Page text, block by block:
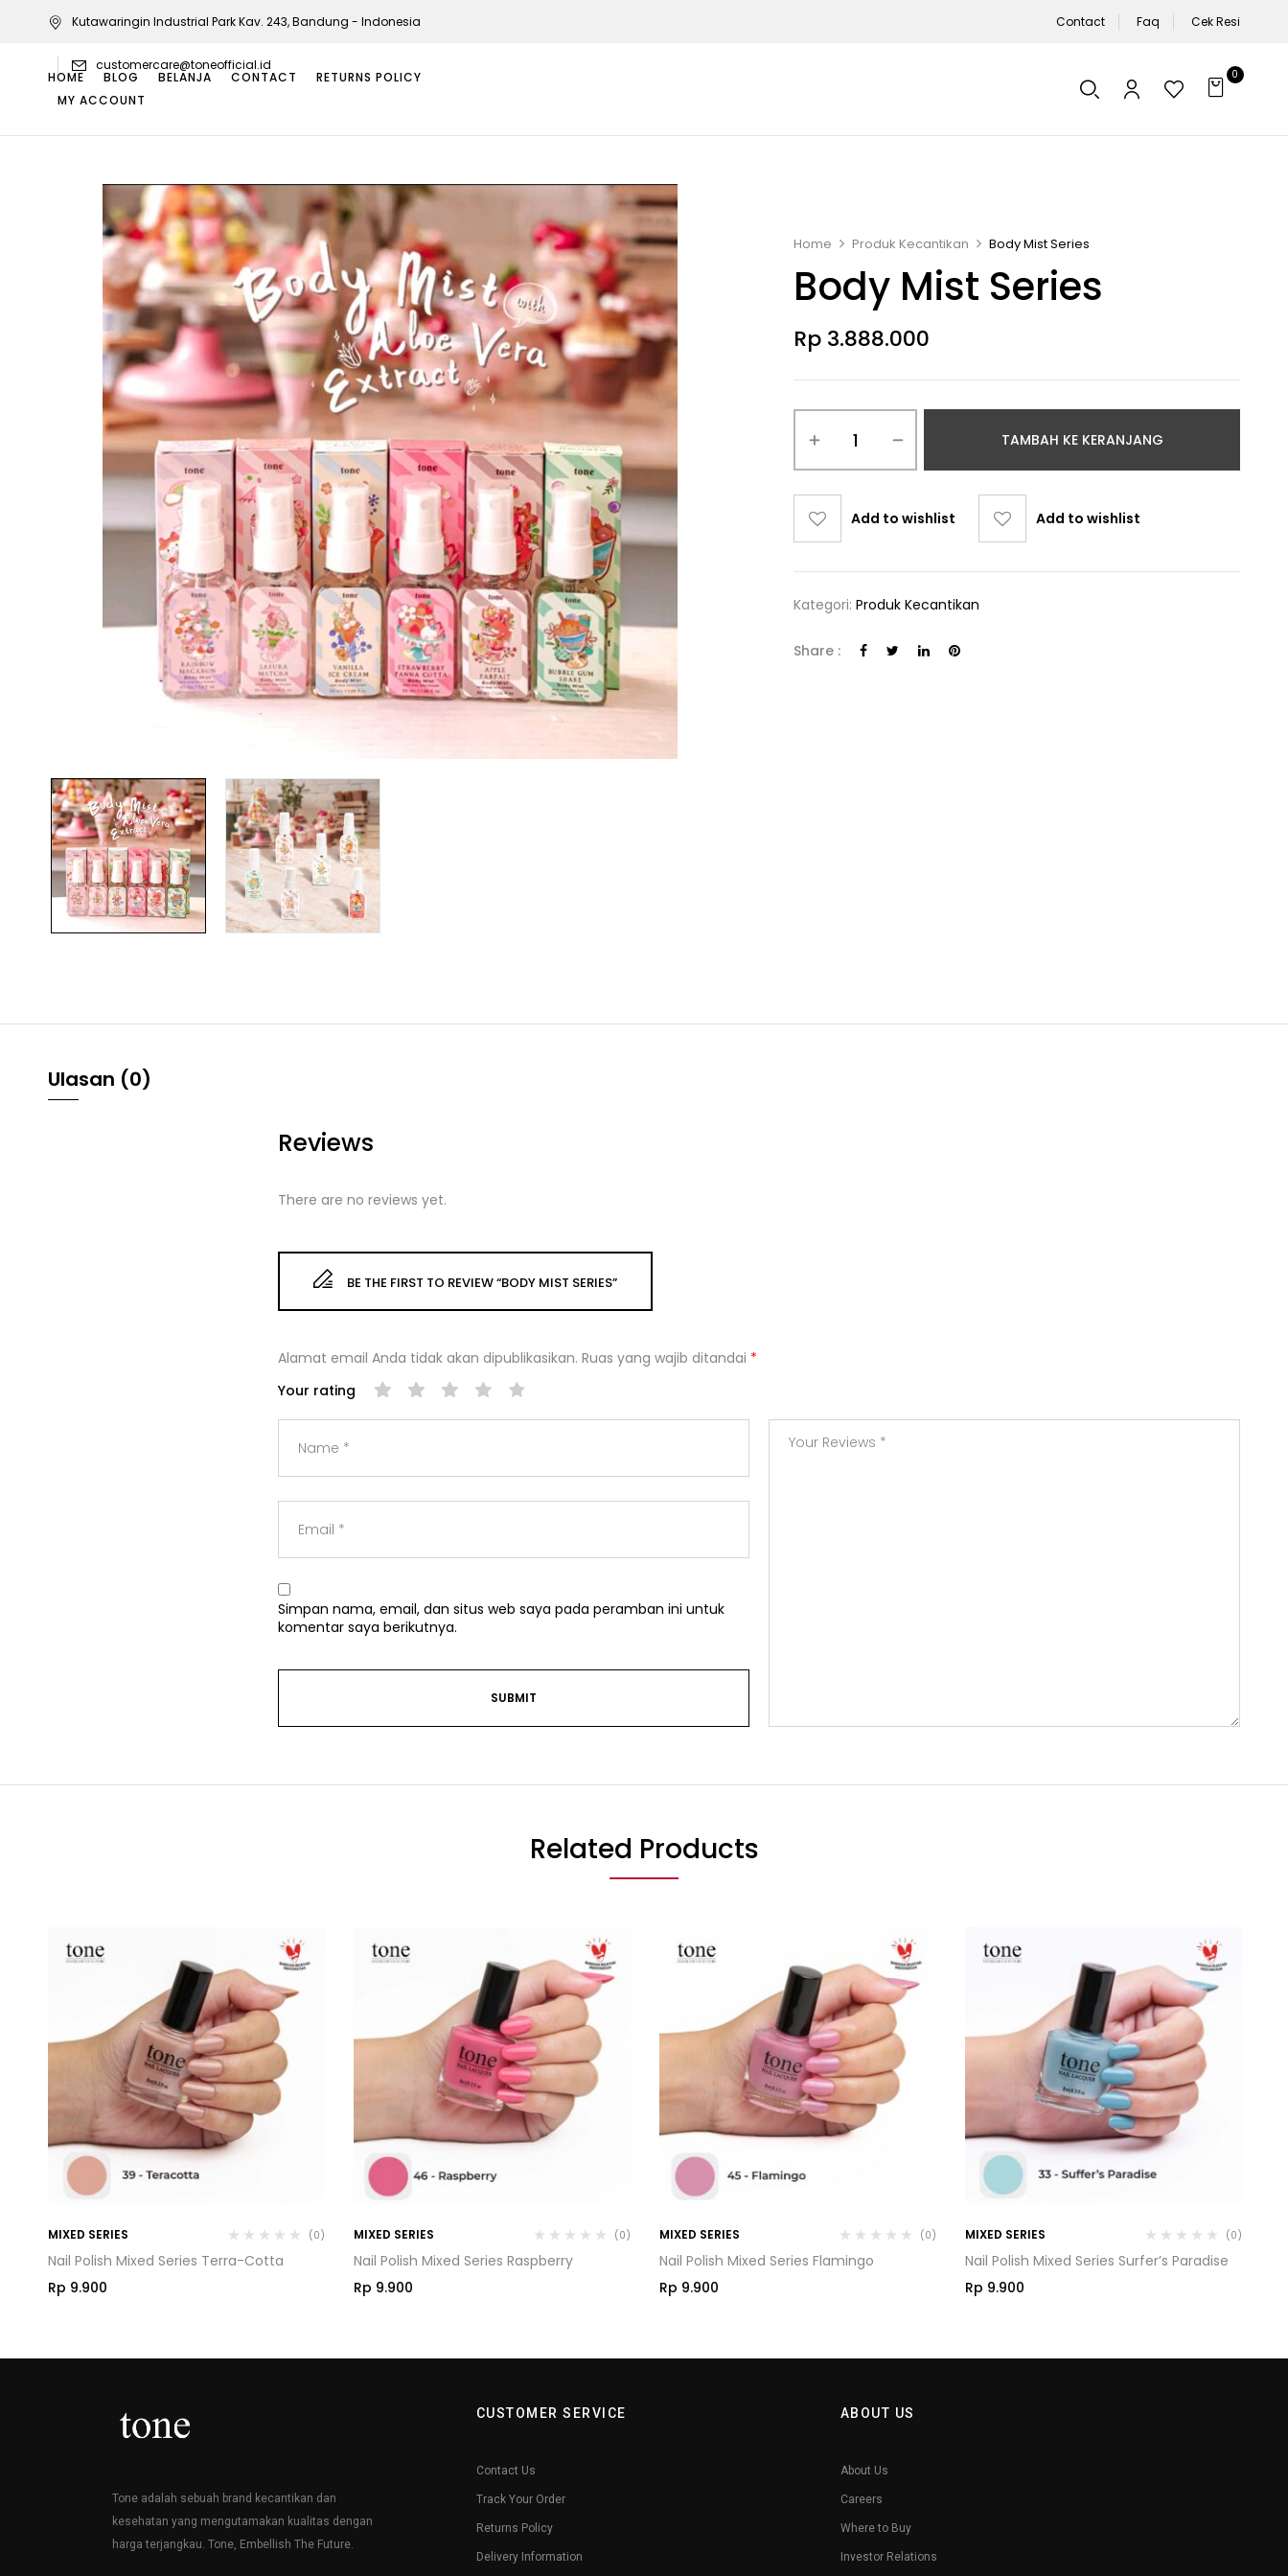
Kutawaringin Industrial Park Kav. 243, Bandung - Indonesia
customercare@toneofficial.id
Contact Faq Cek Resi
HOME BLOG BELANJA CONTACT
RETURNS POLICY
MY ACCOUNT
0
Home Produk Kecantikan Body Mist Series
Body Mist Series
Rp 3.888.000
TAMBAH KE KERANJANG
Add to wishlist Add to wishlist
Kategori:Produk Kecantikan
Share :
Ulasan (0)
Reviews
There are no reviews yet.
BE THE FIRST TO REVIEW “BODY MIST SERIES”
Alamat email Anda tidak akan dipublikasikan. Ruas yang wajib ditandai *
Your rating
Simpan nama, email, dan situs web saya pada peramban ini untuk
komentar saya berikutnya.
Related Products
MIXED SERIES (0)
Nail Polish Mixed Series Terra-Cotta
Rp 9.900
MIXED SERIES (0)
Nail Polish Mixed Series Raspberry
Rp 9.900
MIXED SERIES (0)
Nail Polish Mixed Series Flamingo
Rp 9.900
MIXED SERIES (0)
Nail Polish Mixed Series Surfer’s Paradise
Rp 9.900
Tone adalah sebuah brand kecantikan dan
kesehatan yang mengutamakan kualitas dengan
harga terjangkau. Tone, Embellish The Future.
CUSTOMER SERVICE
Contact Us
Track Your Order
Returns Policy
Delivery Information
ABOUT US
About Us
Careers
Where to Buy
Investor Relations